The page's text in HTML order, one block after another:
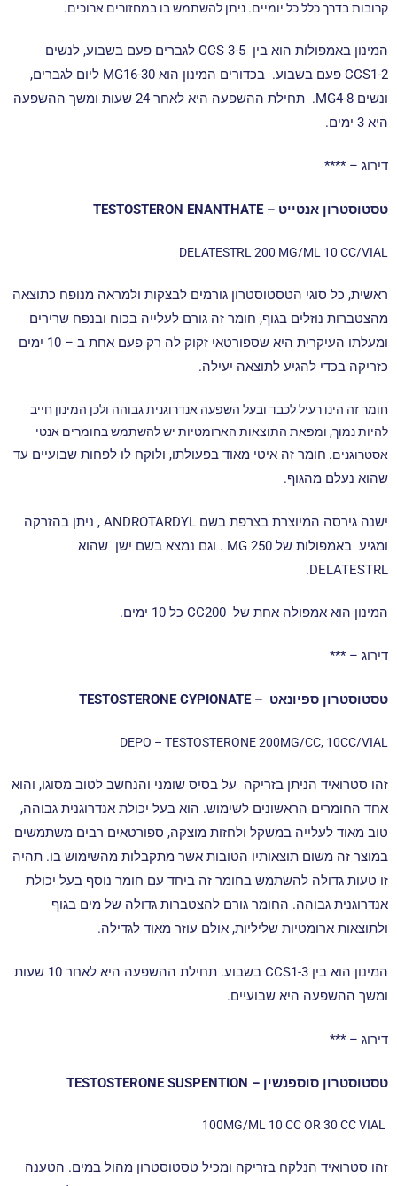
קרובות בדרך כלל כל יומיים. ניתן להשתמש בו במחזורים ארוכים.
המינון באמפולות הוא בין CCS 3-5 לגברים פעם בשבוע, לנשים
CCS1-2 פעם בשבוע. בכדורים המינון הוא MG16-30 ליום לגברים,
ונשים MG4-8.
תחילת ההשפעה היא לאחר 24 שעות ומשך ההשפעה
היא 3 ימים.
דירוג – ****
טסטוסטרון אנטייט – TESTOSTERON ENANTHATE
DELATESTRL 200 MG/ML 10 CC/VIAL
ראשית, כל סוגי הטסטוסטרון גורמים לבצקות ולמראה מנופח כתוצאה
מהצטברות נוזלים בגוף, חומר זה גורם לעלייה בכוח ובנפח שרירים
ומעלתו העיקרית היא שספורטאי זקוק לה רק פעם אחת ב – 10 ימים
כזריקה בכדי להגיע לתוצאה יעילה.
חומר זה הינו רעיל לכבד ובעל השפעה אנדרוגנית גבוהה ולכן המינון חייב
להיות נמוך, ומפאת התוצאות הארומטיות יש להשתמש בחומרים אנטי
אסטרוגנים. חומר זה איטי מאוד בפעולתו, ולוקח לו לפחות שבועיים עד
שהוא נעלם מהגוף.
ישנה גירסה המיוצרת בצרפת בשם ANDROTARDYL , ניתן בהזרקה
ומגיע באמפולות של MG 250 .
וגם נמצא בשם ישן שהוא
DELATESTRL.
המינון הוא אמפולה אחת של CC200 כל 10 ימים.
דירוג – ***
טסטוסטרון ספיונאט – TESTOSTERONE CYPIONATE
DEPO – TESTOSTERONE 200MG/CC, 10CC/VIAL
זהו סטרואיד הניתן בזריקה על בסיס שומני והנחשב לטוב מסוגו, והוא
אחד החומרים הראשונים לשימוש. הוא בעל יכולת אנדרוגנית גבוהה,
טוב מאוד לעלייה במשקל ולחזות מוצקה, ספורטאים רבים משתמשים
במוצר זה משום תוצאותיו הטובות אשר מתקבלות מהשימוש בו. תהיה
זו טעות גדולה להשתמש בחומר זה ביחד עם חומר נוסף בעל יכולת
אנדרוגנית גבוהה. החומר גורם להצטברות גדולה של מים בגוף
ולתוצאות ארומטיות שליליות, אולם עוזר מאוד לגדילה.
המינון הוא בין CCS1-3 בשבוע. תחילת ההשפעה היא לאחר 10 שעות
ומשך ההשפעה היא שבועיים.
דירוג – ***
טסטוסטרון סוספנשין – TESTOSTERONE SUSPENTION
זהו סטרואיד הנלקח בזריקה ומכיל טסטוסטרון מהול במים. הטענה